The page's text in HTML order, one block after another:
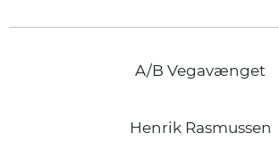
A/B Vegavænget
Henrik Rasmussen